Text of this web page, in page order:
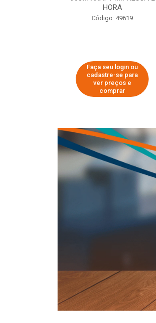
HORA
Código: 49619
Faça seu login ou
cadastre-se para
ver preços e
comprar